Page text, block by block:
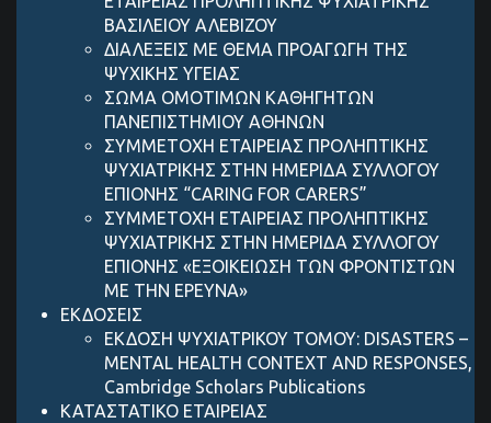
ΒΑΣΙΛΕΙΟΥ ΑΛΕΒΙΖΟΥ
ΔΙΑΛΕΞΕΙΣ ΜΕ ΘΕΜΑ ΠΡΟΑΓΩΓΗ ΤΗΣ
ΨΥΧΙΚΗΣ ΥΓΕΙΑΣ
ΣΩΜΑ ΟΜΟΤΙΜΩΝ ΚΑΘΗΓΗΤΩΝ
ΠΑΝΕΠΙΣΤΗΜΙΟΥ ΑΘΗΝΩΝ
ΣΥΜΜΕΤΟΧΗ ΕΤΑΙΡΕΙΑΣ ΠΡΟΛΗΠΤΙΚΗΣ
ΨΥΧΙΑΤΡΙΚΗΣ ΣΤΗΝ ΗΜΕΡΙΔΑ ΣΥΛΛΟΓΟΥ
ΕΠΙΟΝΗΣ “CARING FOR CARERS”
ΣΥΜΜΕΤΟΧΗ ΕΤΑΙΡΕΙΑΣ ΠΡΟΛΗΠΤΙΚΗΣ
ΨΥΧΙΑΤΡΙΚΗΣ ΣΤΗΝ ΗΜΕΡΙΔΑ ΣΥΛΛΟΓΟΥ
ΕΠΙΟΝΗΣ «ΕΞΟΙΚΕΙΩΣΗ ΤΩΝ ΦΡΟΝΤΙΣΤΩΝ
ΜΕ ΤΗΝ ΕΡΕΥΝΑ»
ΕΚΔΟΣΕΙΣ
ΕΚΔΟΣΗ ΨΥΧΙΑΤΡΙΚΟΥ ΤΟΜΟΥ: DISASTERS –
MENTAL HEALTH CONTEXT AND RESPONSES,
Cambridge Scholars Publications
ΚΑΤΑΣΤΑΤΙΚΟ ΕΤΑΙΡΕΙΑΣ